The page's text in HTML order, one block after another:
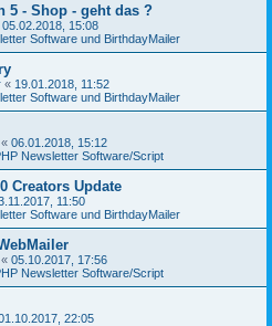
5 - Shop - geht das ?
05.02.2018, 15:08
Software und BirthdayMailer
« 19.01.2018, 11:52
Software und BirthdayMailer
« 06.01.2018, 15:12
Newsletter Software/Script
Creators Update
11:50
Software und BirthdayMailer
« 05.10.2017, 17:56
Newsletter Software/Script
22:05